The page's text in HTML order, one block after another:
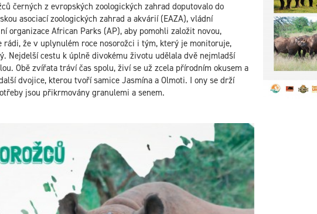
černých z evropských zoologických zahrad doputovalo do
asociací zoologických zahrad a akvárií (EAZA), vládní
organizace African Parks (AP), aby pomohli založit novou,
že v uplynulém roce nosorožci i tým, který je monitoruje,
Nejdelší cestu k úplně divokému životu udělala dvě nejmladší
Obě zvířata tráví čas spolu, živí se už zcela přírodním okusem a
dvojice, kterou tvoří samice Jasmína a Olmoti. I ony se drží
jsou přikrmovány granulemi a senem.